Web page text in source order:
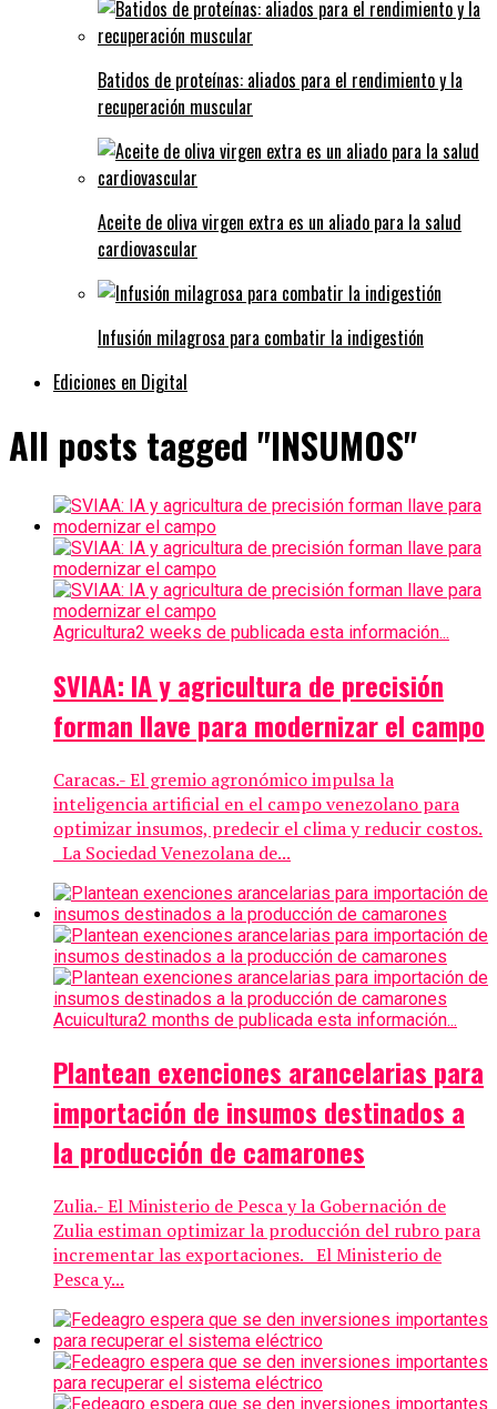
Batidos de proteínas: aliados para el rendimiento y la
recuperación muscular
Aceite de oliva virgen extra es un aliado para la salud
cardiovascular
Infusión milagrosa para combatir la indigestión
Ediciones en Digital
All posts tagged "INSUMOS"
Agricultura2 weeks de publicada esta información...
SVIAA: IA y agricultura de precisión
forman llave para modernizar el campo
Caracas.- El gremio agronómico impulsa la
inteligencia artificial en el campo venezolano para
optimizar insumos, predecir el clima y reducir costos.
La Sociedad Venezolana de...
Acuicultura2 months de publicada esta información...
Plantean exenciones arancelarias para
importación de insumos destinados a
la producción de camarones
Zulia.- El Ministerio de Pesca y la Gobernación de
Zulia estiman optimizar la producción del rubro para
incrementar las exportaciones. El Ministerio de
Pesca y...